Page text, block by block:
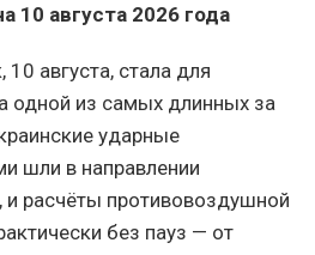
10 августа 2026 года
августа, стала для
одной из самых длинных за
ударные
шли в направлении
и расчёты противовоздушной
без пауз — от